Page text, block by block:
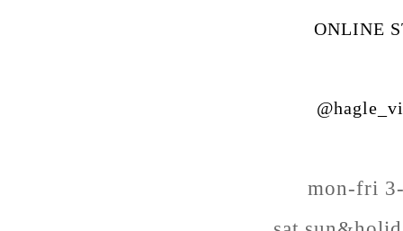
ONLINE
mon-fri